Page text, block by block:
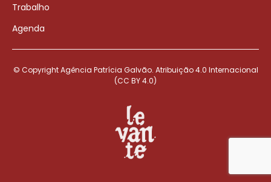
Trabalho
Agenda
© Copyright Agência Patrícia Galvão. Atribuição 4.0 Internacional
(CC BY 4.0)